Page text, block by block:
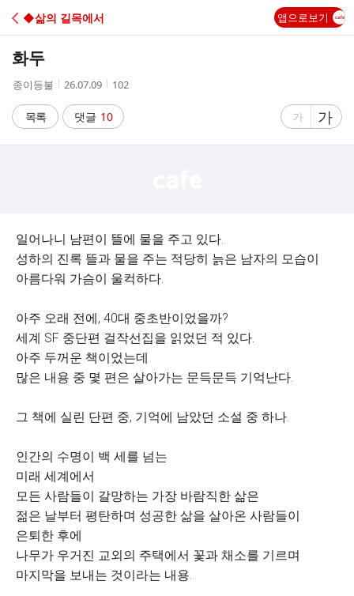
C
A
◆삶의 길목에서 앱으로보기
화두
작
자
종이등불
작
시
간
26.07.09
조
수
102
목록 댓글 10
글
가
글
자
가
일어나니 남편이 뜰에 물을 주고 있다.
성하의 진록 뜰과 물을 주는 적당히 늙은 남자의 모습이
아름다워 가슴이 울컥하다.
아주 오래 전에, 40대 중초반이었을까?
세계 SF 중단편 걸작선집을 읽었던 적 있다.
아주 두꺼운 책이었는데
많은 내용 중 몇 편은 살아가는 문득문득 기억난다.
그 책에 실린 단편 중, 기억에 남았던 소설 중 하나.
인간의 수명이 백 세를 넘는
미래 세계에서
모든 사람들이 갈망하는 가장 바람직한 삶은
젊은 날부터 평탄하며 성공한 삶을 살아온 사람들이
은퇴한 후에
나무가 우거진 교외의 주택에서 꽃과 채소를 기르며
마지막을 보내는 것이라는 내용.